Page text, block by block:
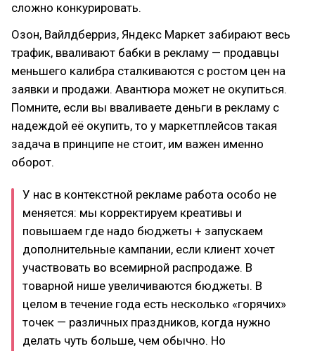
сложно конкурировать.
Озон, Вайлдберриз, Яндекс Маркет забирают весь
трафик, вваливают бабки в рекламу — продавцы
меньшего калибра сталкиваются с ростом цен на
заявки и продажи. Авантюра может не окупиться.
Помните, если вы вваливаете деньги в рекламу с
надеждой её окупить, то у маркетплейсов такая
задача в принципе не стоит, им важен именно
оборот.
У нас в контекстной рекламе работа особо не
меняется: мы корректируем креативы и
повышаем где надо бюджеты + запускаем
дополнительные кампании, если клиент хочет
участвовать во всемирной распродаже. В
товарной нише увеличиваются бюджеты. В
целом в течение года есть несколько «горячих»
точек — различных праздников, когда нужно
делать чуть больше, чем обычно. Но